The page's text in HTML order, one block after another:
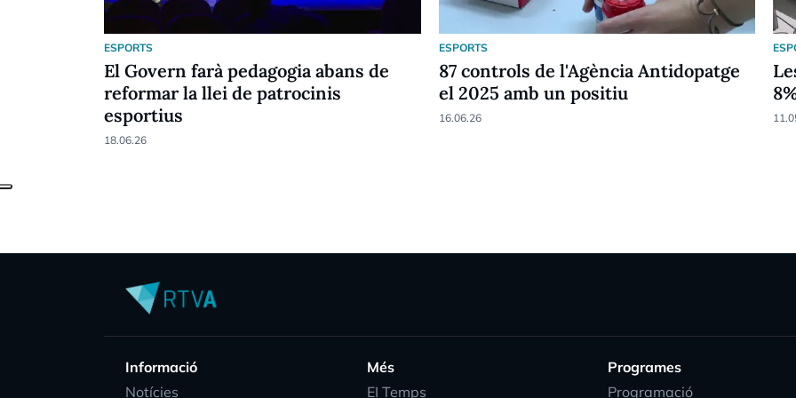
ESPORTS
El Govern farà pedagogia abans de
reformar la llei de patrocinis
esportius
18.06.26
ESPORTS
87 controls de l'Agència Antidopatge
el 2025 amb un positiu
16.06.26
Informació
Notícies
Més
EI Temps
Programes
Programació